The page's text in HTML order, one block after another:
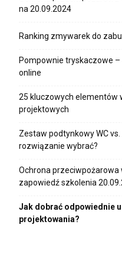
na 20.09.2024
Ranking zmywarek do
Pompownie tryskaczowe
online
25 kluczowych elementów
projektowych
Zestaw podtynkowy WC
rozwiązanie wybrać?
Ochrona
zapowiedź szkolenia
Jak dobrać odpowiednie
projektowania?